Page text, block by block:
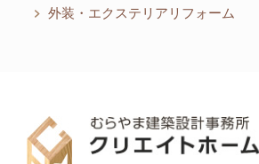
外装・エクステリアリフォーム